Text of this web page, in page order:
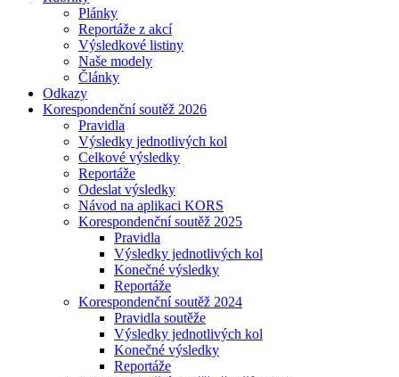
Plánky
Reportáže z akcí
Výsledkové listiny
Naše modely
Články
Odkazy
Korespondenční soutěž 2026
Pravidla
Výsledky jednotlivých kol
Celkové výsledky
Reportáže
Odeslat výsledky
Návod na aplikaci KORS
Korespondenční soutěž 2025
Pravidla
Výsledky jednotlivých kol
Konečné výsledky
Reportáže
Korespondenční soutěž 2024
Pravidla soutěže
Výsledky jednotlivých kol
Konečné výsledky
Reportáže